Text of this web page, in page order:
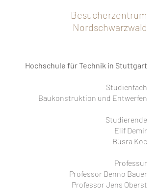
Besucherzentrum
Nordschwarzwald
Hochschule für Technik in Stuttgart
Studienfach
Baukonstruktion und Entwerfen
Studierende
Elif Demir
Büsra Koc
Professur
Professor Benno Bauer
Professor Jens Oberst